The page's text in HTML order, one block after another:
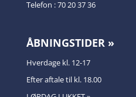
Telefon : 70 20 37 36
ÅBNINGSTIDER »
Hverdage kl. 12-17
Efter aftale til kl. 18.00